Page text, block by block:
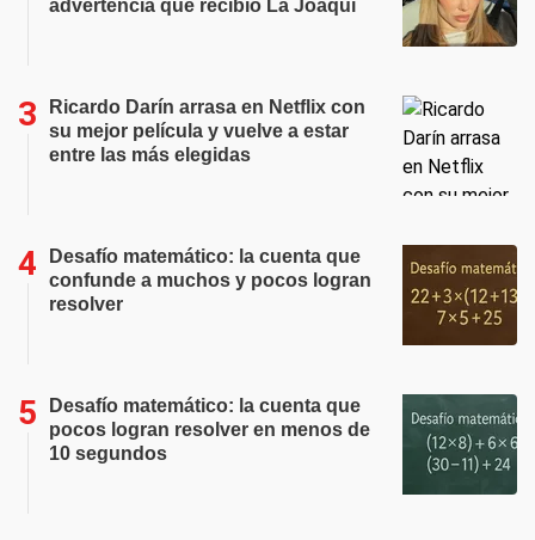
advertencia que recibió La Joaqui
Ricardo Darín arrasa en Netflix con
su mejor película y vuelve a estar
entre las más elegidas
Desafío matemático: la cuenta que
confunde a muchos y pocos logran
resolver
Desafío matemático: la cuenta que
pocos logran resolver en menos de
10 segundos